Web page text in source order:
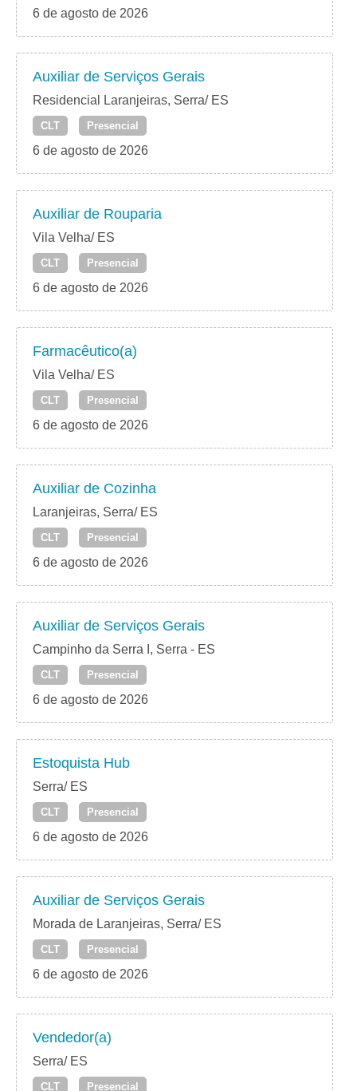
6 de agosto de 2026
Auxiliar de Serviços Gerais
Residencial Laranjeiras, Serra/ ES
CLT Presencial
6 de agosto de 2026
Auxiliar de Rouparia
Vila Velha/ ES
CLT Presencial
6 de agosto de 2026
Farmacêutico(a)
Vila Velha/ ES
CLT Presencial
6 de agosto de 2026
Auxiliar de Cozinha
Laranjeiras, Serra/ ES
CLT Presencial
6 de agosto de 2026
Auxiliar de Serviços Gerais
Campinho da Serra I, Serra - ES
CLT Presencial
6 de agosto de 2026
Estoquista Hub
Serra/ ES
CLT Presencial
6 de agosto de 2026
Auxiliar de Serviços Gerais
Morada de Laranjeiras, Serra/ ES
CLT Presencial
6 de agosto de 2026
Vendedor(a)
Serra/ ES
CLT Presencial